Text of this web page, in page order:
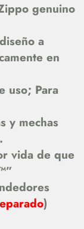
genuino
a
en
uso; Para
y mechas
vida de que
)